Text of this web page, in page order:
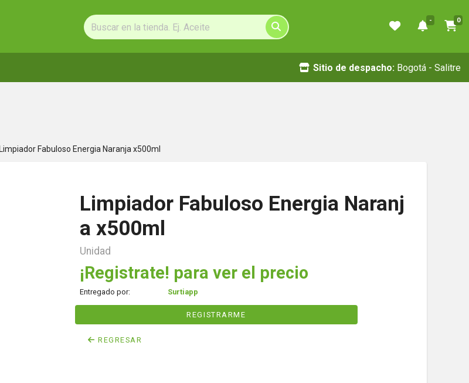
- 0
Sitio de despacho: Bogotá - Salitre
Limpiador Fabuloso Energia Naranja x500ml
Limpiador Fabuloso Energia Naranj
a x500ml
Unidad
¡Registrate! para ver el precio
Entregado por: Surtiapp
REGISTRARME
REGRESAR